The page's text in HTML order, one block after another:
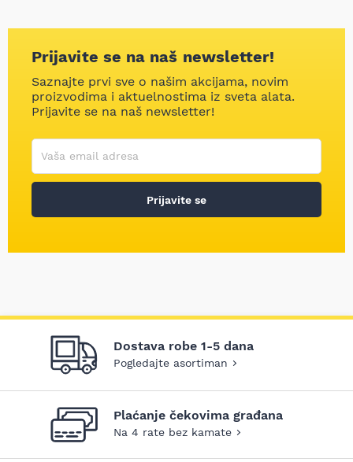
Prijavite se na naš newsletter!
Saznajte prvi sve o našim akcijama, novim
proizvodima i aktuelnostima iz sveta alata.
Prijavite se na naš newsletter!
Korisničko ime
Vaša email adresa
Prijavite se
Dostava robe 1-5 dana
Pogledajte asortiman
Plaćanje čekovima građana
Na 4 rate bez kamate